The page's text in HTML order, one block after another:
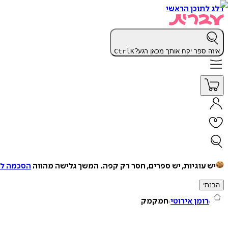
דלג לתוכן הראשי
איזה ספר יקח אותך מכאן רגע? CtrlK
יש עוגיות, יש ספרים, חסר רק קפה. המשך גלישה מהווה הסכמה
הבנתי
רומן אירוטי חמקמק